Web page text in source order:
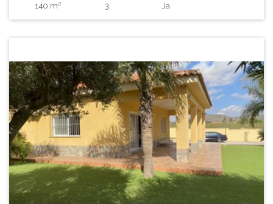
140 m² 3 Ja